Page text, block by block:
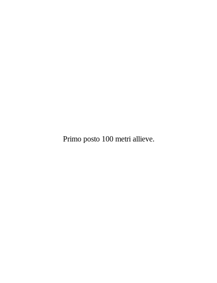
Primo posto 100 metri allieve.